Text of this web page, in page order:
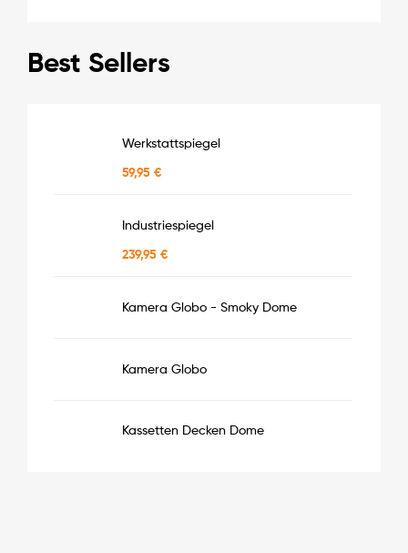
Best Sellers
Werkstattspiegel
59,95 €
Industriespiegel
239,95 €
Kamera Globo - Smoky Dome
Kamera Globo
Kassetten Decken Dome